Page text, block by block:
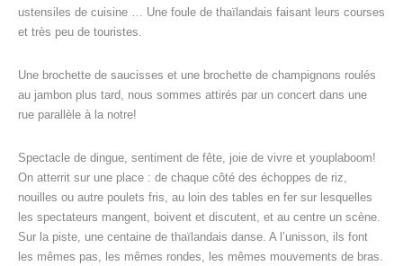
ustensiles de cuisine … Une foule de thaïlandais faisant leurs courses
et très peu de touristes.
Une brochette de saucisses et une brochette de champignons roulés
au jambon plus tard, nous sommes attirés par un concert dans une
rue parallèle à la notre!
Spectacle de dingue, sentiment de fête, joie de vivre et youplaboom!
On atterrit sur une place : de chaque côté des échoppes de riz,
nouilles ou autre poulets fris, au loin des tables en fer sur lesquelles
les spectateurs mangent, boivent et discutent, et au centre un scène.
Sur la piste, une centaine de thaïlandais danse. A l’unisson, ils font
les mêmes pas, les mêmes rondes, les mêmes mouvements de bras.